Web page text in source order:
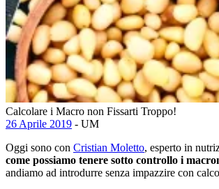
Calcolare i Macro non Fissarti Troppo!
26 Aprile 2019 - UM
Oggi sono con Cristian Moletto, esperto in
come possiamo tenere sotto controllo i
andiamo ad introdurre senza impazzire con